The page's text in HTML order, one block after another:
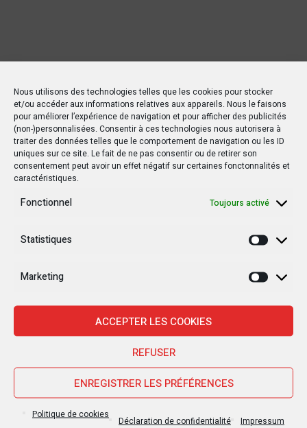
Nous utilisons des technologies telles que les cookies pour stocker
et/ou accéder aux informations relatives aux appareils. Nous le faisons
pour améliorer l’expérience de navigation et pour afficher des publicités
(non-)personnalisées. Consentir à ces technologies nous autorisera à
traiter des données telles que le comportement de navigation ou les ID
uniques sur ce site. Le fait de ne pas consentir ou de retirer son
consentement peut avoir un effet négatif sur certaines fonctonnalités et
caractéristiques.
Fonctionnel Toujours activé
Statistiques
Marketing
ACCEPTER LES COOKIES
REFUSER
ENREGISTRER LES PRÉFÉRENCES
Politique de cookies
Déclaration de confidentialité Impressum